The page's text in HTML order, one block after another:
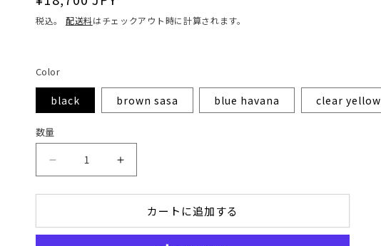
常
税込。 配送料はチェックアウト時に計算されます。
Color
black brown sasa blue havana clear yellow
数
量
数量
数
を
F31
数
を
カートに追加する